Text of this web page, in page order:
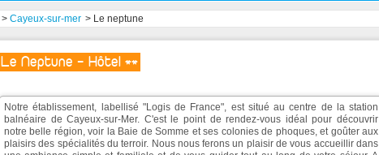
> Cayeux-sur-mer > Le neptune
Le Neptune - Hôtel **
Notre établissement, labellisé "Logis de France", est situé au centre de la station
balnéaire de Cayeux-sur-Mer. C'est le point de rendez-vous idéal pour découvrir
notre belle région, voir la Baie de Somme et ses colonies de phoques, et goûter aux
plaisirs des spécialités du terroir. Nous nous ferons un plaisir de vous accueillir dans